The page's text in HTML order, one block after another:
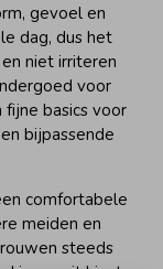
gevoel en
dag, dus het
niet irriteren
voor
basics voor
bijpassende
comfortabele
meiden en
steeds